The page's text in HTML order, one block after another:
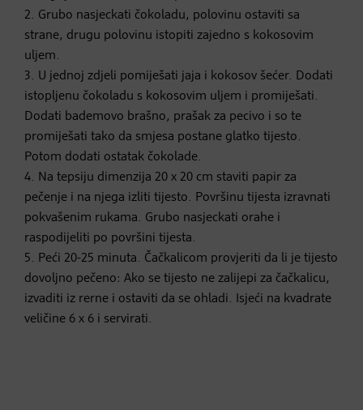
2. Grubo nasjeckati čokoladu, polovinu ostaviti sa
strane, drugu polovinu istopiti zajedno s kokosovim
uljem.
3. U jednoj zdjeli pomiješati jaja i kokosov šećer. Dodati
istopljenu čokoladu s kokosovim uljem i promiješati.
Dodati bademovo brašno, prašak za pecivo i so te
promiješati tako da smjesa postane glatko tijesto.
Potom dodati ostatak čokolade.
4. Na tepsiju dimenzija 20 x 20 cm staviti papir za
pečenje i na njega izliti tijesto. Površinu tijesta izravnati
pokvašenim rukama. Grubo nasjeckati orahe i
raspodijeliti po površini tijesta.
5. Peći 20-25 minuta. Čačkalicom provjeriti da li je tijesto
dovoljno pečeno: Ako se tijesto ne zalijepi za čačkalicu,
izvaditi iz rerne i ostaviti da se ohladi. Isjeći na kvadrate
veličine 6 x 6 i servirati.